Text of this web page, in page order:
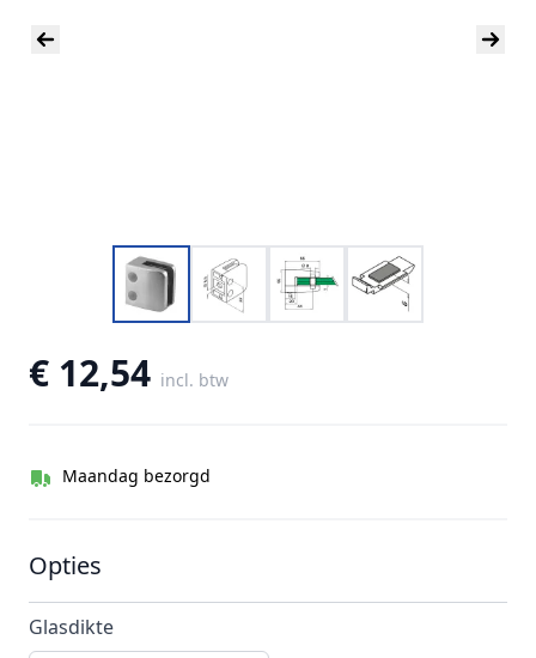
€ 12,54 incl. btw
Maandag bezorgd
Opties
Glasdikte